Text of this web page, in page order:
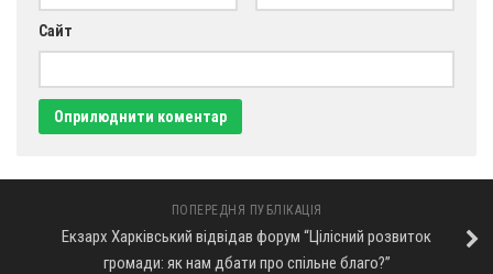
Сайт
ПОПЕРЕДНЯ ПУБЛІКАЦІЯ
Екзарх Харківський відвідав форум “Цілісний розвиток
громади: як нам дбати про спільне благо?”